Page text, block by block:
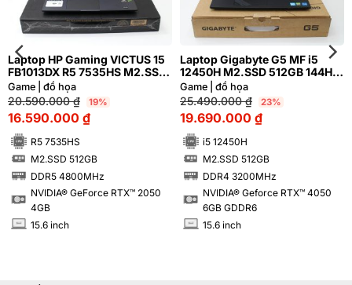
Laptop HP Gaming VICTUS 15
FB1013DX R5 7535HS M2.SSD
512GB FHD NVIDIA® GeForce
RTX™ 2050 4GB
Game | đồ họa
20.590.000₫ 19%
16.590.000 ₫
R5 7535HS
SSD M2.SSD 512GB
DDR5 4800MHz
NVIDIA® GeForce RTX™ 2050
4GB
INCH 15.6 inch
Laptop Gigabyte G5 MF i5
12450H M2.SSD 512GB 144HZ
FHD NVIDIA® GeForce RTX™
4050 6GB
Game | đồ họa
25.490.000₫ 23%
19.690.000 ₫
i5 12450H
SSD M2.SSD 512GB
DDR4 3200MHz
NVIDIA® Geforce RTX™ 4050
6GB GDDR6
INCH 15.6 inch